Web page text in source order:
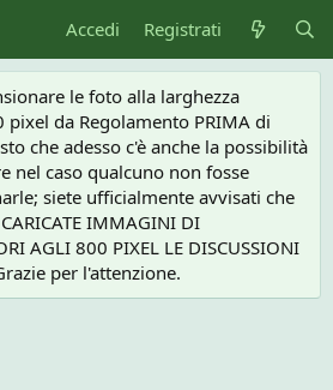
Accedi Registrati
le foto alla larghezza
da Regolamento PRIMA di
che adesso c'è anche la possibilità
nel caso qualcuno non fosse
siete ufficialmente avvisati che
IMMAGINI DI
AGLI 800 PIXEL LE DISCUSSIONI
per l'attenzione.